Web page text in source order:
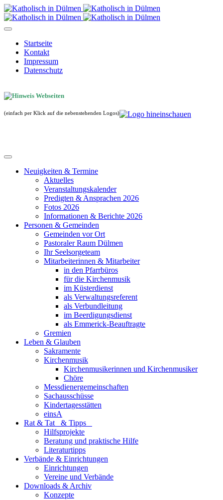
Startseite
Kontakt
Impressum
Datenschutz
(einfach per Klick auf die nebenstehenden Logos)
Neuigkeiten & Termine
Aktuelles
Veranstaltungskalender
Predigten & Ansprachen 2026
Fotos 2026
Informationen & Berichte 2026
Personen & Gemeinden
Gemeinden vor Ort
Pastoraler Raum Dülmen
Ihr Seelsorgeteam
Mitarbeiterinnen & Mitarbeiter
in den Pfarrbüros
für die Kirchenmusik
im Küsterdienst
als Verwaltungsreferent
als Verbundleitung
im Beerdigungsdienst
als Emmerick-Beauftragte
Gremien
Leben & Glauben
Sakramente
Kirchenmusik
Kirchenmusikerinnen und Kirchenmusiker
Chöre
Messdienergemeinschaften
Sachausschüsse
Kindertagesstätten
einsA
Rat & Tat & Tipps
Hilfsprojekte
Beratung und praktische Hilfe
Literaturtipps
Verbände & Einrichtungen
Einrichtungen
Vereine und Verbände
Downloads & Archiv
Konzepte